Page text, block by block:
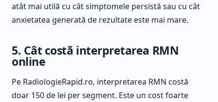
atât mai utilă cu cât simptomele persistă sau cu cât
anxietatea generată de rezultate este mai mare.
5. Cât costă interpretarea RMN
online
Pe RadiologieRapid.ro, interpretarea RMN costă
doar 150 de lei per segment. Este un cost foarte